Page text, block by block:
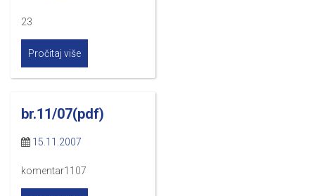
23
Pročitaj više
br.11/07(pdf)
15.11.2007
komentar1107